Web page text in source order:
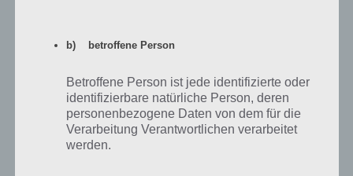
mimi-nouvi929
Suche noch Freunde bitte adden!!!
Antworten
b) betroffene Person
Betroffene Person ist jede identifizierte oder
identifizierbare natürliche Person, deren
personenbezogene Daten von dem für die
Verarbeitung Verantwortlichen verarbeitet
werden.